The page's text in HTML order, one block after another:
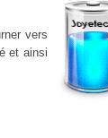
vers
et ainsi